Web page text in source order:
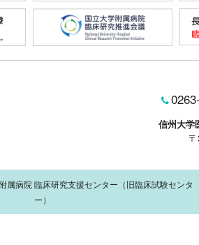
信州大学
属病院 臨床研究支援センター（旧臨床試験センタ
ー）